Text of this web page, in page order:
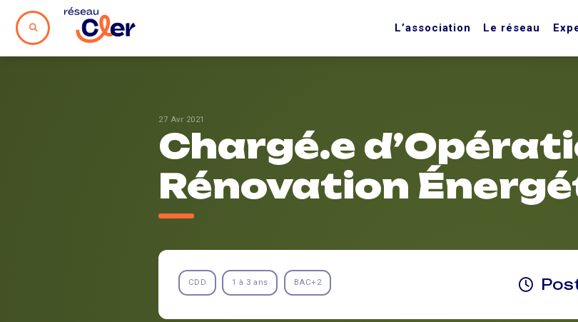
L’association Le réseau
27 Avr 2021
Chargé.e
Rénovation
CDD 1 à 3 ans BAC+2